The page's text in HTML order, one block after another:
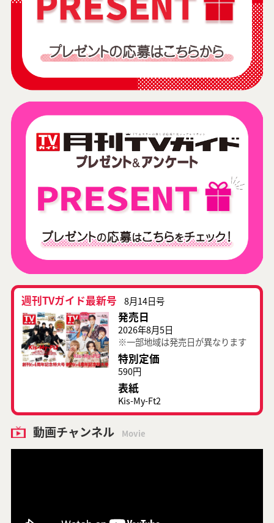
週刊TVガイド最新号 8月14日号
発売日
2026年8月5日
※一部地域は発売日が異なります
特別定価
590円
表紙
Kis-My-Ft2
動画チャンネル Movie